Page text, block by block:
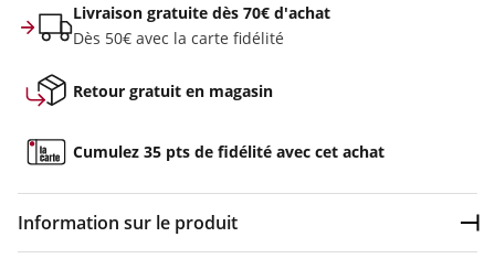
Livraison gratuite dès 70€ d'achat
Dès 50€ avec la carte fidélité
Retour gratuit en magasin
Cumulez 35 pts de fidélité avec cet achat
Information sur le produit